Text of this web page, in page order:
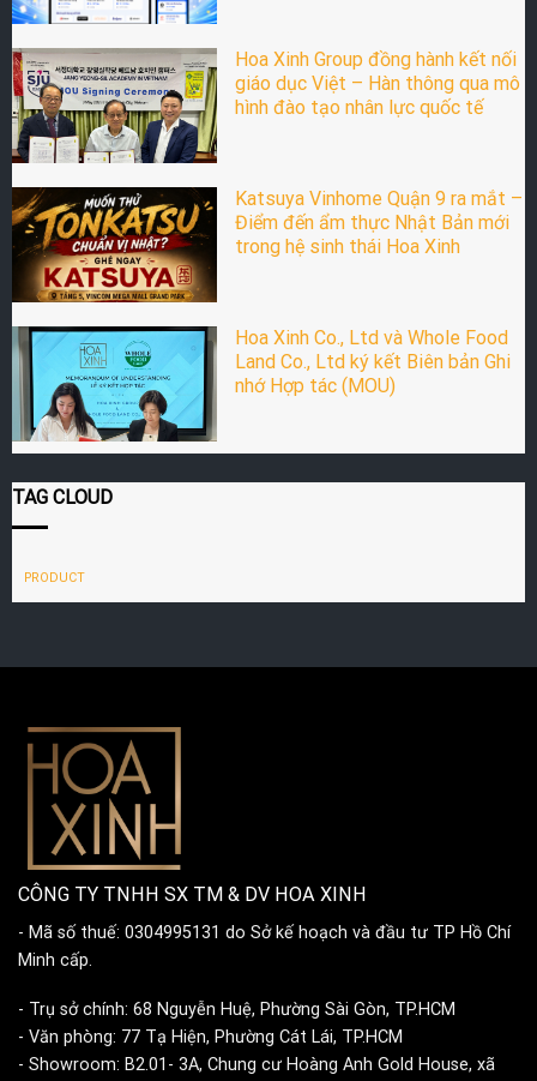
Hoa Xinh Group đồng hành kết nối
giáo dục Việt – Hàn thông qua mô
hình đào tạo nhân lực quốc tế
Katsuya Vinhome Quận 9 ra mắt –
Điểm đến ẩm thực Nhật Bản mới
trong hệ sinh thái Hoa Xinh
Hoa Xinh Co., Ltd và Whole Food
Land Co., Ltd ký kết Biên bản Ghi
nhớ Hợp tác (MOU)
TAG CLOUD
PRODUCT
CÔNG TY TNHH SX TM & DV HOA XINH
- Mã số thuế: 0304995131 do Sở kế hoạch và đầu tư TP Hồ Chí
Minh cấp.
- Trụ sở chính: 68 Nguyễn Huệ, Phường Sài Gòn, TP.HCM
- Văn phòng: 77 Tạ Hiện, Phường Cát Lái, TP.HCM
- Showroom: B2.01- 3A, Chung cư Hoàng Anh Gold House, xã